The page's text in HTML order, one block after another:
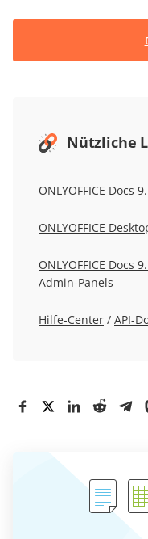
Nützliche
ONLYOFFICE Docs
ONLYOFFICE
ONLYOFFICE Docs
Admin-Panels
Hilfe-Center / API-